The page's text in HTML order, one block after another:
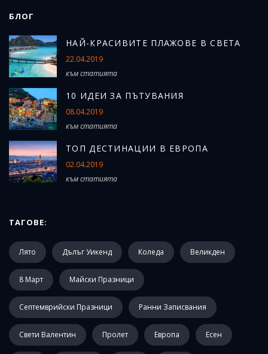
БЛОГ
НАЙ-КРАСИВИТЕ ПЛАЖОВЕ В СВЕТА
22.04.2019
към статията
10 ИДЕИ ЗА ПЪТУВАНИЯ
08.04.2019
към статията
ТОП ДЕСТИНАЦИИ В ЕВРОПА
02.04.2019
към статията
ТАГОВЕ:
Лято Дълъг Уикенд Коледа Великден
8 Март Майски Празници
Септемврийски Празници Ранни Записвания
Свети Валентин Пролет Европа Есен